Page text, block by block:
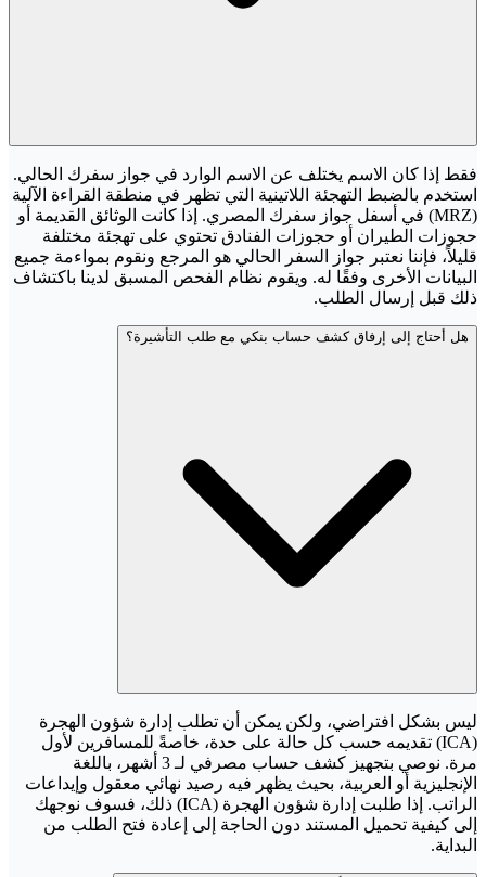
فقط إذا كان الاسم يختلف عن الاسم الوارد في جواز سفرك الحالي.
استخدم بالضبط التهجئة اللاتينية التي تظهر في منطقة القراءة الآلية
(MRZ) في أسفل جواز سفرك المصري. إذا كانت الوثائق القديمة أو
حجوزات الطيران أو حجوزات الفنادق تحتوي على تهجئة مختلفة
قليلاً، فإننا نعتبر جواز السفر الحالي هو المرجع ونقوم بمواءمة جميع
البيانات الأخرى وفقًا له. ويقوم نظام الفحص المسبق لدينا باكتشاف
ذلك قبل إرسال الطلب.
هل أحتاج إلى إرفاق كشف حساب بنكي مع طلب التأشيرة؟
ليس بشكل افتراضي، ولكن يمكن أن تطلب إدارة شؤون الهجرة
(ICA) تقديمه حسب كل حالة على حدة، خاصةً للمسافرين لأول
مرة. نوصي بتجهيز كشف حساب مصرفي لـ 3 أشهر، باللغة
الإنجليزية أو العربية، بحيث يظهر فيه رصيد نهائي معقول وإيداعات
الراتب. إذا طلبت إدارة شؤون الهجرة (ICA) ذلك، فسوف نوجهك
إلى كيفية تحميل المستند دون الحاجة إلى إعادة فتح الطلب من
البداية.